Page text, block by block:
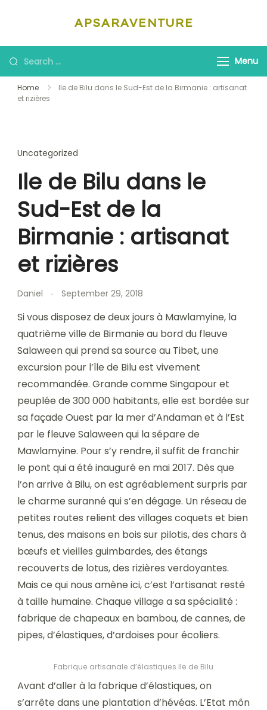
APSARAVENTURE
Looking
for
Something?
Menu
Home
Ile de Bilu dans le Sud-Est de la Birmanie : artisanat
et rizières
Uncategorized
Ile de Bilu dans le
Sud-Est de la
Birmanie : artisanat
et rizières
Daniel September 29, 2018
Si vous disposez de deux jours à Mawlamyine, la
quatrième ville de Birmanie au bord du fleuve
Salaween qui prend sa source au Tibet, une
excursion pour l’île de Bilu est vivement
recommandée. Grande comme Singapour et
peuplée de 300 000 habitants, elle est bordée sur
sa façade Ouest par la mer d’Andaman et à l’Est
par le fleuve Salaween qui la sépare de
Mawlamyine. Pour s’y rendre, il suffit de franchir
le pont qui a été inauguré en mai 2017. Dès que
l’on arrive à Bilu, on est agréablement surpris par
le charme suranné qui s’en dégage. Un réseau de
petites routes relient des villages coquets et bien
tenus, des maisons en bois sur pilotis, des chars à
bœufs et vieilles guimbardes, des étangs
recouverts de lotus, des rizières verdoyantes.
Mais ce qui nous amène ici, c’est l’artisanat resté
à taille humaine. Chaque village a sa spécialité :
fabrique de chapeaux en bambou, de cannes, de
pipes, d’élastiques, d’ardoises pour écoliers.
Fabrique artisanale d’élastiques Ile de Bilu
Avant d’aller à la fabrique d’élastiques, on
s’arrête dans une plantation d’hévéas. L’Etat môn